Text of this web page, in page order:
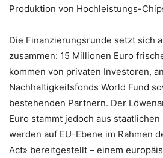
Produktion von Hochleistungs-
Die Finanzierungsrunde setzt sich
zusammen: 15 Millionen Euro
kommen von privaten Investoren,
Nachhaltigkeitsfonds World Fund
bestehenden Partnern. Der
Euro stammt jedoch aus
werden auf EU-Ebene im Rahmen
Act» bereitgestellt – einem